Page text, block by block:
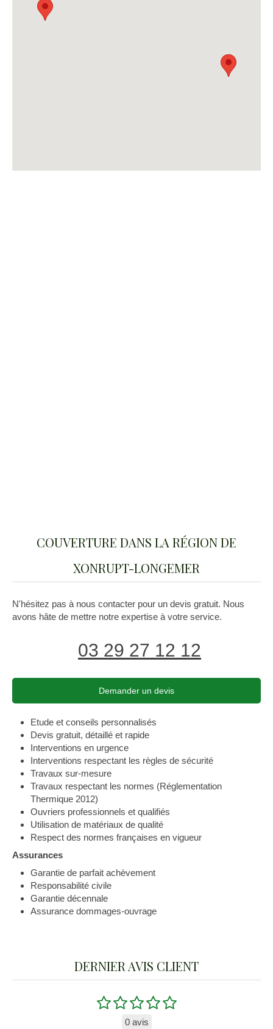
COUVERTURE DANS LA RÉGION DE
XONRUPT-LONGEMER
N'hésitez pas à nous contacter pour un devis gratuit. Nous
avons hâte de mettre notre expertise à votre service.
03 29 27 12 12
Demander un devis
Etude et conseils personnalisés
Devis gratuit, détaillé et rapide
Interventions en urgence
Interventions respectant les règles de sécurité
Travaux sur-mesure
Travaux respectant les normes (Réglementation
Thermique 2012)
Ouvriers professionnels et qualifiés
Utilisation de matériaux de qualité
Respect des normes françaises en vigueur
Assurances
Garantie de parfait achèvement
Responsabilité civile
Garantie décennale
Assurance dommages-ouvrage
DERNIER AVIS CLIENT
0 avis